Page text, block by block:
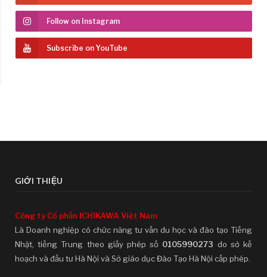
Follow on Instagram
Subscribe on YouTube
GIỚI THIỆU
Công ty Cổ phần ICHIKAWA Việt Nam
Là Doanh nghiệp có chức năng tư vấn du học và đào tạo Tiếng
Nhật, tiếng Trung theo giấy phép số 0105990273 do sở kế
hoạch và đầu tư Hà Nội và Sở giáo dục Đào Tạo Hà Nội cấp phép.